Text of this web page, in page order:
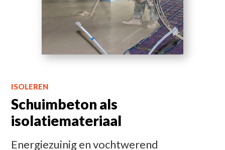
ISOLEREN
Schuimbeton als
isolatiemateriaal
Energiezuinig en vochtwerend